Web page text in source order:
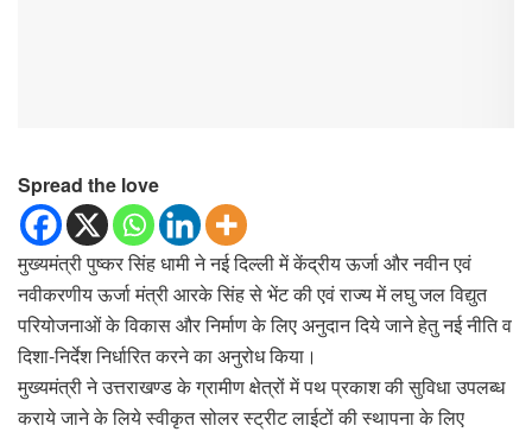
Spread the love
मुख्यमंत्री पुष्कर सिंह धामी ने नई दिल्ली में केंद्रीय ऊर्जा और नवीन एवं
नवीकरणीय ऊर्जा मंत्री आरके सिंह से भेंट की एवं राज्य में लघु जल विद्युत
परियोजनाओं के विकास और निर्माण के लिए अनुदान दिये जाने हेतु नई नीति व
दिशा-निर्देश निर्धारित करने का अनुरोध किया।
मुख्यमंत्री ने उत्तराखण्ड के ग्रामीण क्षेत्रों में पथ प्रकाश की सुविधा उपलब्ध
कराये जाने के लिये स्वीकृत सोलर स्ट्रीट लाईटों की स्थापना के लिए